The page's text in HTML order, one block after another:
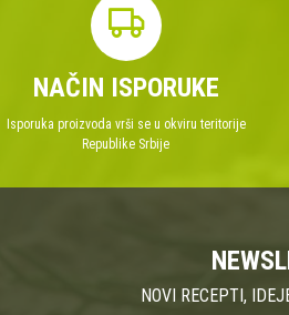
NAČIN ISPORUKE
Isporuka proizvoda vrši se u okviru teritorije
Republike Srbije
NOVI RECEPTI,